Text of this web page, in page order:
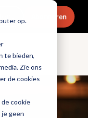
op.
te bieden,
Zie ons
de cookies
cookie
geen
Menu Abonneren